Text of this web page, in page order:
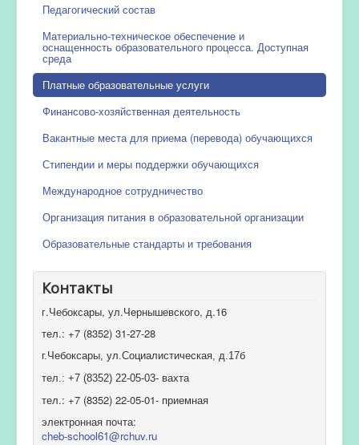
Педагогический состав
Материально-техническое обеспечение и
оснащенность образовательного процесса. Доступная
среда
Платные образовательные услуги
Финансово-хозяйственная деятельность
Вакантные места для приема (перевода) обучающихся
Стипендии и меры поддержки обучающихся
Международное сотрудничество
Организация питания в образовательной организации
Образовательные стандарты и требования
Контакты
г.Чебоксары, ул.Чернышевского, д.16
тел.: +7 (8352) 31-27-28
г.Чебоксары, ул.Социалистическая, д.17б
тел.: +7 (8352) 22-05-03- вахта
тел.: +7 (8352) 22-05-01- приемная
электронная почта:
cheb-school61@rchuv.ru